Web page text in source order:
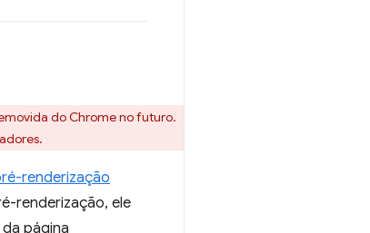
do Chrome no futuro.
renderização
renderização, ele
página